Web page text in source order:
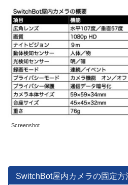
Screenshot
SwitchBot屋内カメラの固定方